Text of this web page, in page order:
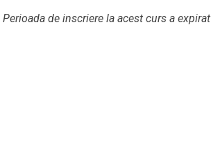
Perioada de inscriere la acest curs a expirat